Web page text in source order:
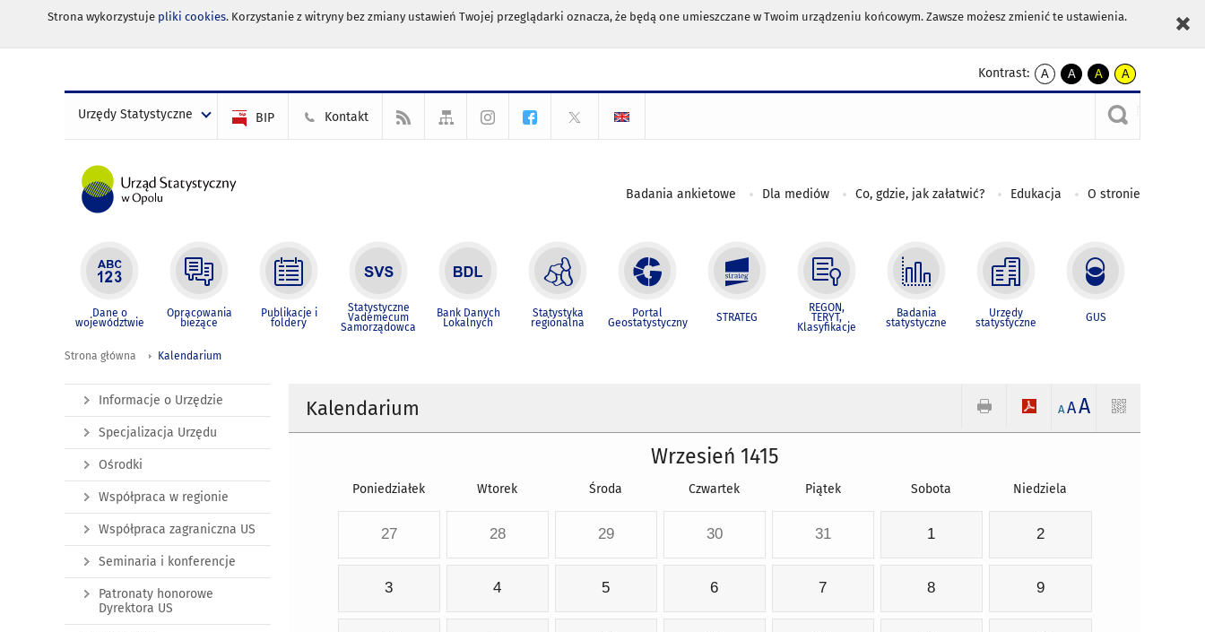
Strona wykorzystuje pliki cookies. Korzystanie z witryny bez zmiany ustawień Twojej przeglądarki oznacza, że będą one umieszczane w Twoim urządzeniu końcowym. Zawsze możesz zmienić te ustawienia.
Kontrast:
A
kontrast
A
kontrast
czarnym
A
kontrast
żółty
tekst
czarnym
A
kontrast
czarny
tekst
żółtym
Urzędy Statystyczne BIP Kontakt
Badania ankietowe Dla mediów Co, gdzie, jak załatwić? Edukacja O stronie
Dane o
województwie
Opracowania
bieżące
Publikacje i
foldery
Statystyczne
Vademecum
Samorządowca
Bank Danych
Lokalnych
Statystyka
regionalna
Portal
Geostatystyczny STRATEG
REGON,
TERYT,
Klasyfikacje
Badania
statystyczne
Urzędy
statystyczne GUS
Strona główna Kalendarium
Kalendarium A AA
Wrzesień 1415
Poniedziałek Wtorek Środa Czwartek Piątek Sobota Niedziela
27 28 29 30 31 1 2
3 4 5 6 7 8 9
Informacje o Urzędzie
Specjalizacja Urzędu
Ośrodki
Współpraca w regionie
Współpraca zagraniczna US
Seminaria i konferencje
Patronaty honorowe
Dyrektora US